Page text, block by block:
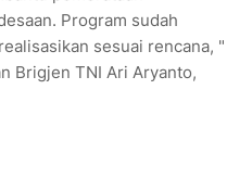
Program sudah
sesuai rencana, "
Brigjen TNI Ari Aryanto,